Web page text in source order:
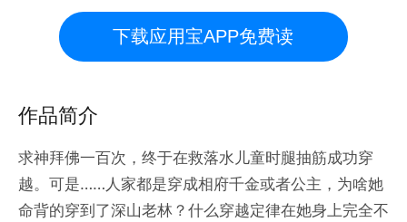
下载应用宝APP免费读
作品简介
求神拜佛一百次，终于在救落水儿童时腿抽筋成功穿
越。可是……人家都是穿成相府千金或者公主，为啥她
命背的穿到了深山老林？什么穿越定律在她身上完全不